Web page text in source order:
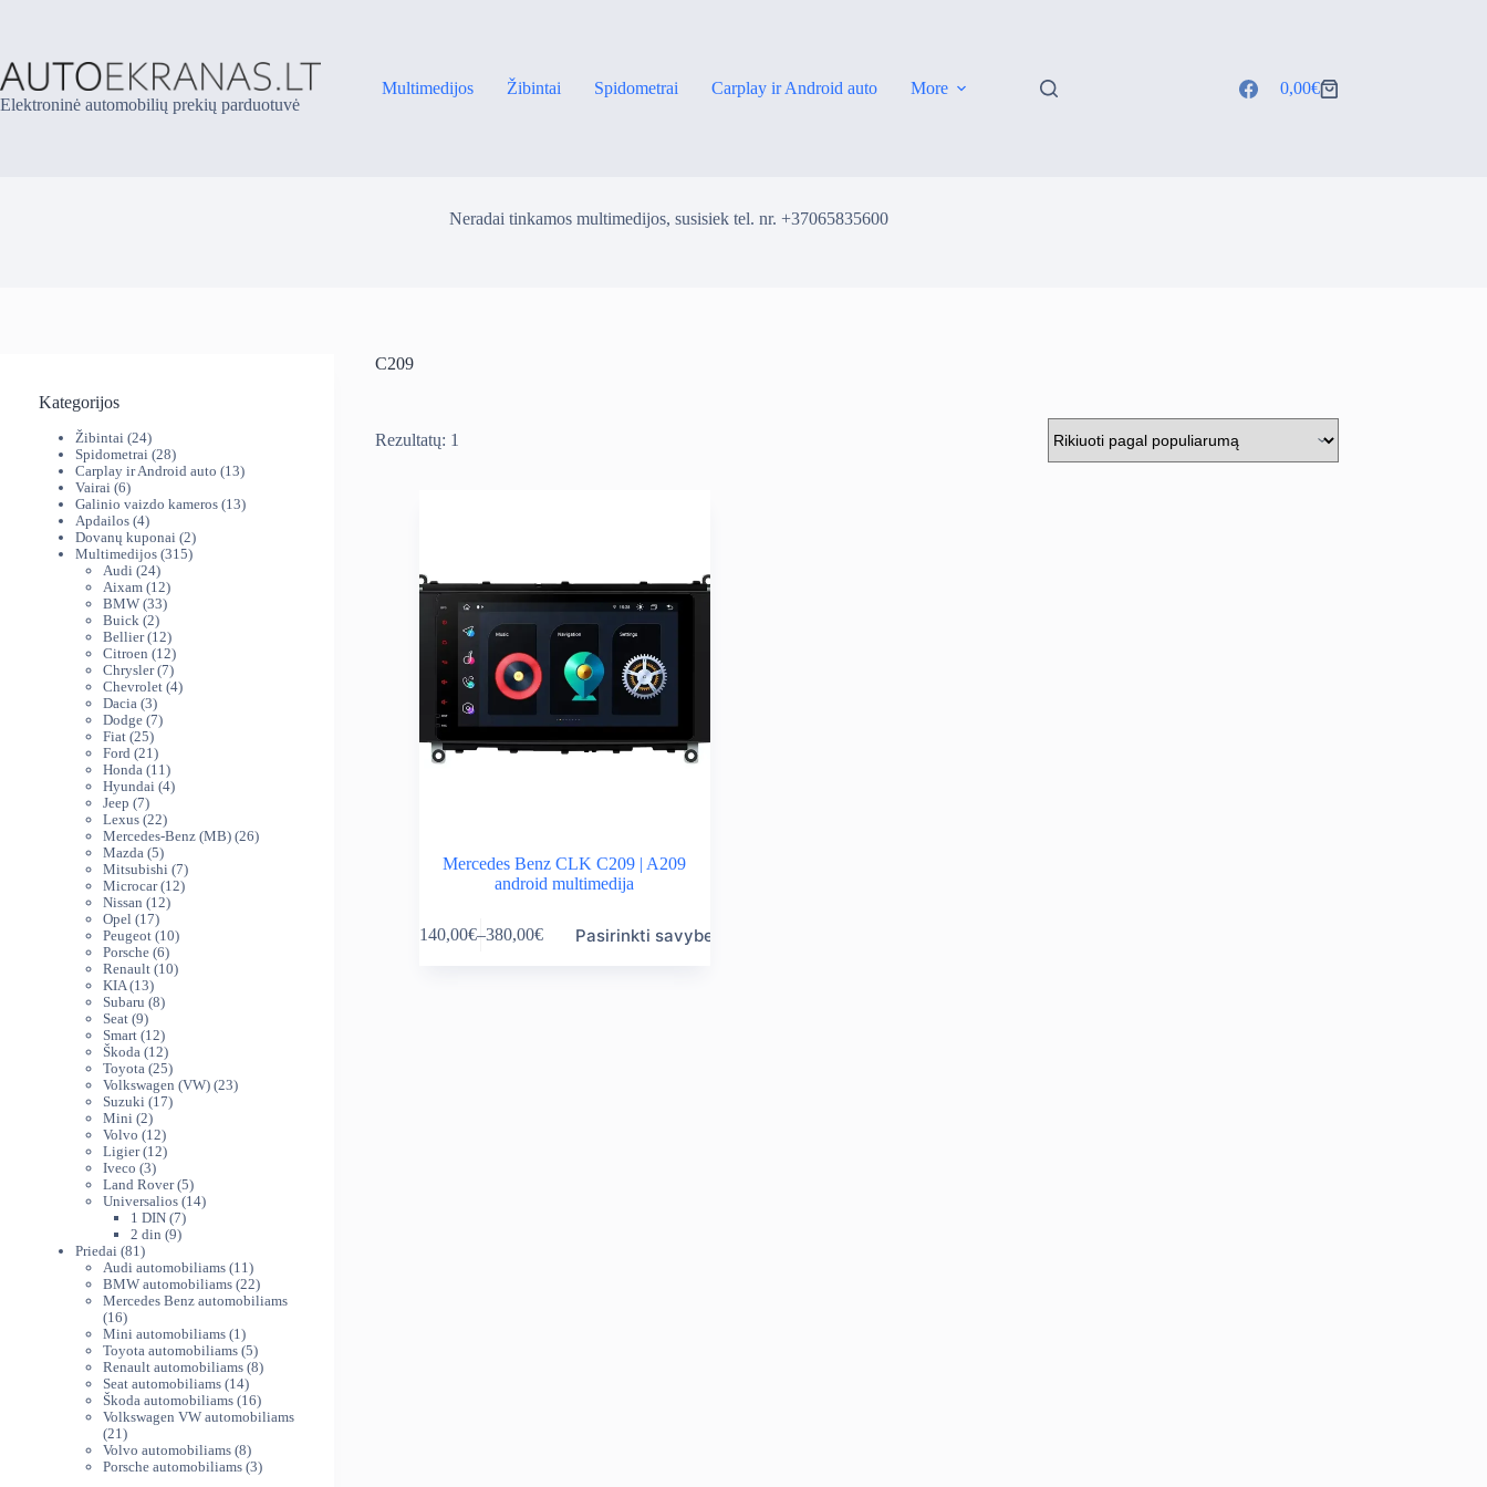
Elektroninė automobilių prekių parduotuvė
Multimedijos Žibintai Spidometrai Carplay ir Android auto More
Shopping
0,00€
Neradai tinkamos multimedijos, susisiek tel. nr. +37065835600
C209
Rezultatų: 1
Mercedes Benz CLK C209 | A209
android multimedija
140,00€–380,00€
Price
Pasirinkti savybes
product
Kategorijos
Žibintai 2424
produktai
Spidometrai 2828
produktai
Carplay ir Android auto 1313
Vairai 66
produktai
Galinio vaizdo kameros 1313
Apdailos 44
produktai
Dovanų kuponai 22
produktai
Multimedijos 315315
Audi 2424
produktai
Aixam 1212
produktų
BMW 3333
Buick 22
produktai
Bellier 1212
produktų
Citroen 1212
produktų
Chrysler 77
produktai
Chevrolet 44
Dacia 33
produktai
Dodge 77
Fiat 2525
produktai
Ford 21 21
produktas
Honda 11 11
produktų
Hyundai 44
Jeep 77
produktai
Lexus 2222
produktai
Mercedes-Benz (MB) 2626
Mazda 55
produktai
Mitsubishi 77
produktai
Microcar 1212
Nissan 1212
Opel 1717
produktų
Peugeot 1010
Porsche 66
produktai
Renault 1010
KIA 1313
produktų
Subaru 88
Seat 99
produktai
Smart 1212
produktų
Škoda 1212
produktų
Toyota 2525
produktai
Volkswagen (VW) 2323
Suzuki 1717
Mini 22
produktai
Volvo 1212
produktų
Ligier 1212
Iveco 33
produktai
Land Rover 55
produktai
Universalios 1414
1 DIN 77
produktai
2 din 99
Priedai 81 81
produktas
Audi automobiliams 11 11
produktų
BMW automobiliams 2222
produktai
Mercedes Benz automobiliams
1616
produktų
Mini automobiliams 1 1
produktas
Toyota automobiliams 55
produktai
Renault automobiliams 88
Seat automobiliams 1414
produktų
Škoda automobiliams 1616
produktų
Volkswagen VW automobiliams
21 21
produktas
Volvo automobiliams 88
produktai
Porsche automobiliams 33